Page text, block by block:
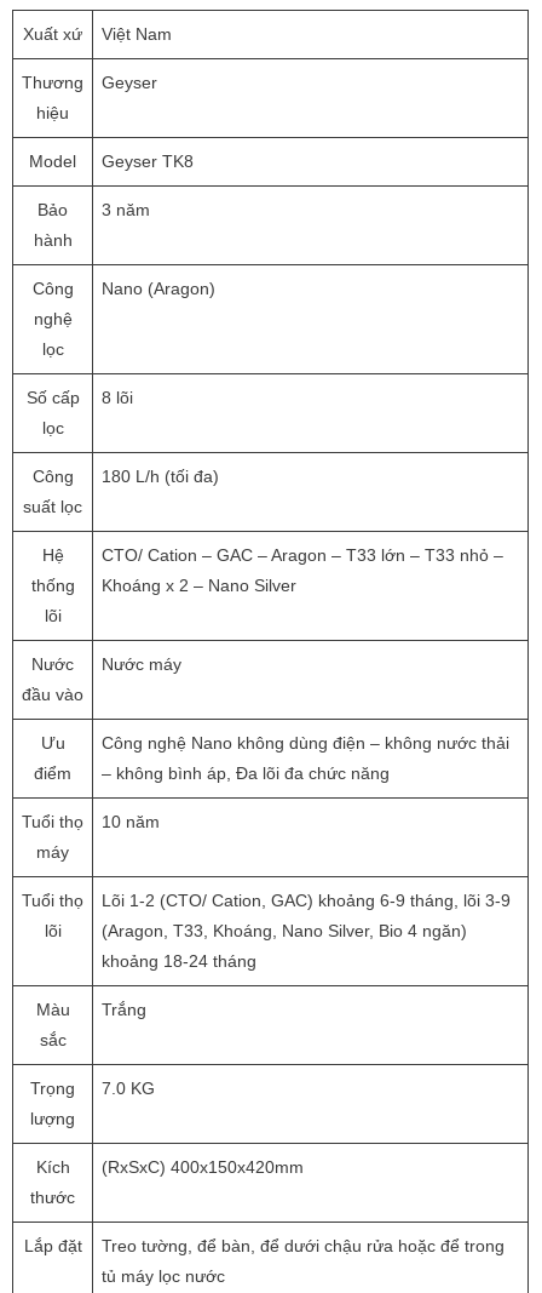
Xuất xứ Việt Nam
Thương
hiệu
Geyser
Model Geyser TK8
Bảo
hành
3 năm
Công
nghệ
lọc
Nano (Aragon)
Số cấp
lọc
8 lõi
Công
suất lọc
180 L/h (tối đa)
Hệ
thống
lõi
CTO/ Cation – GAC – Aragon – T33 lớn – T33 nhỏ –
Khoáng x 2 – Nano Silver
Nước
đầu vào
Nước máy
Ưu
điểm
Công nghệ Nano không dùng điện – không nước thải
– không bình áp, Đa lõi đa chức năng
Tuổi thọ
máy
10 năm
Tuổi thọ
lõi
Lõi 1-2 (CTO/ Cation, GAC) khoảng 6-9 tháng, lõi 3-9
(Aragon, T33, Khoáng, Nano Silver, Bio 4 ngăn)
khoảng 18-24 tháng
Màu
sắc
Trắng
Trọng
lượng
7.0 KG
Kích
thước
(RxSxC) 400x150x420mm
Lắp đặt
Treo tường, để bàn, để dưới chậu rửa hoặc để trong
tủ máy lọc nước